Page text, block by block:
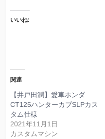
いいね:
関連
【井戸田潤】愛車ホンダ
CT125ハンターカブSLPカス
タム仕様
2021年11月1日
カスタムマシン